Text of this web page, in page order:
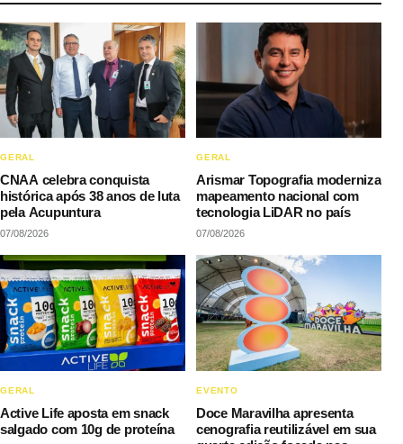
GERAL
CNAA celebra conquista
histórica após 38 anos de luta
pela Acupuntura
07/08/2026
GERAL
Arismar Topografia moderniza
mapeamento nacional com
tecnologia LiDAR no país
07/08/2026
GERAL
Active Life aposta em snack
salgado com 10g de proteína
EVENTO
Doce Maravilha apresenta
cenografia reutilizável em sua